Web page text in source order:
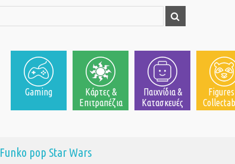
Gaming
Κάρτες &
Επιτραπέζια
Παιχνίδια &
Κατασκευές
Funko pop Star Wars